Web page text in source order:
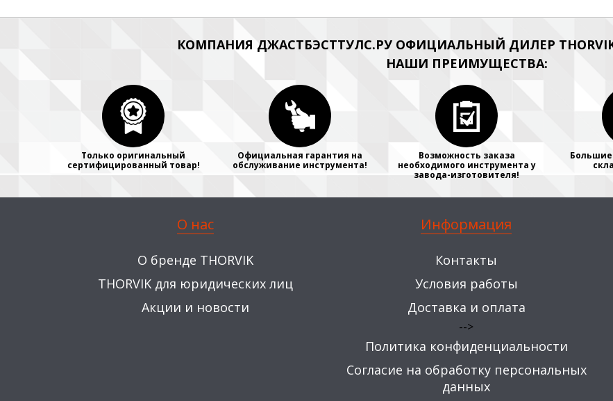
КОМПАНИЯ ДЖАСТБЭСТТУЛС.РУ ОФИЦИАЛЬНЫЙ ДИЛЕР
НАШИ ПРЕИМУЩЕСТВА:
Только оригинальный
сертифицированный товар!
Официальная гарантия на
обслуживание инструмента!
Возможность заказа
необходимого инструмента у
завода-изготовителя!
Большие
О нас
О бренде THORVIK
THORVIK для юридических лиц
Акции и новости
Информация
Контакты
Условия работы
Доставка и оплата
-->
Политика конфиденциальности
Согласие на обработку персональных
данных